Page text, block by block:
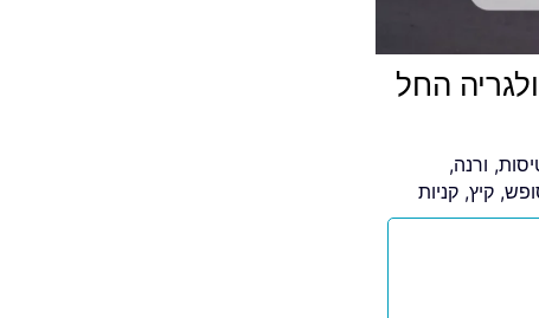
החל
, ורנה,
, קיץ, קניות